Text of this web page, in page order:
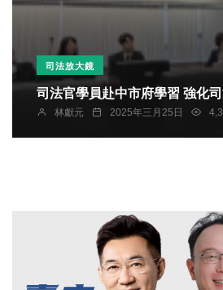
司法放大鏡
司法官學員
林獻元 2025年三月25日